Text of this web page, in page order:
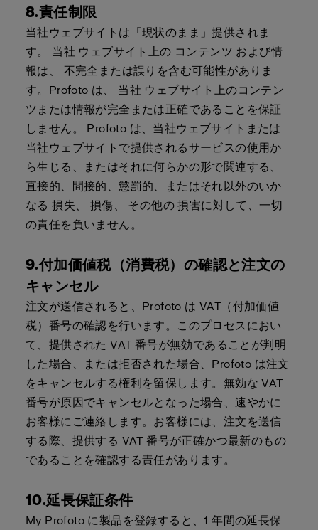
8.責任制限
当社ウェブサイトは「現状のまま」提供されま
す。 当社 ウェブサイト上の コンテンツ および情
報は、 不完全または誤りを含む可能性がありま
す。Profoto は、 当社 ウェブサイト上のコンテン
ツまたは情報が完全または正確であることを保証
しません。 Profoto は、当社ウェブサイトまたは
当社ウェブサイトで提供されるサービスの使用か
ら生じる、またはそれに何らかの形で関連する、
直接的、間接的、懲罰的、またはそれ以外のいか
なる 損失、 損傷、 その他の 損害に対して、一切
の責任を負いません。
9.付加価値税（消費税）の確認と注文の
キャンセル
注文が送信されると、Profoto は VAT（付加価値
税）番号の確認を行います。このプロセスにおい
て、提供された VAT 番号が無効であることが判明
した場合、または拒否された場合、Profoto は注文
をキャンセルする権利を留保します。無効な VAT
番号が原因でキャンセルとなった場合、速やかに
お客様にご連絡します。お客様には、注文を送信
する際、提供する VAT 番号が正確かつ最新のもの
であることを確認する責任があります。
10.延長保証条件
My Profoto に製品を登録すると、1 年間の延長保